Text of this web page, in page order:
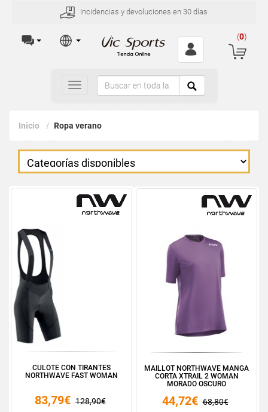
Incidencias y devoluciones en 30 días
(0)
Toggle
navigation
Inicio Ropa verano
CULOTE CON TIRANTES
NORTHWAVE FAST WOMAN
83,79€ 128,90€
MAILLOT NORTHWAVE MANGA
CORTA XTRAIL 2 WOMAN
MORADO OSCURO
44,72€ 68,80€